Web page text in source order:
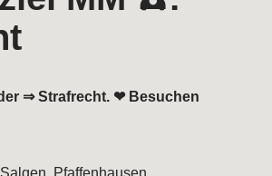
⇒ Strafrecht. ❤ Besuchen